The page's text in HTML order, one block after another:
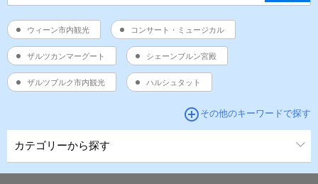
ウィーン市内観光 コンサート・ミュージカル
ザルツカンマーグート シェーンブルン宮殿
ザルツブルク市内観光 ハルシュタット
add_circle_outline その他のキーワードで探す
カテゴリーから探す